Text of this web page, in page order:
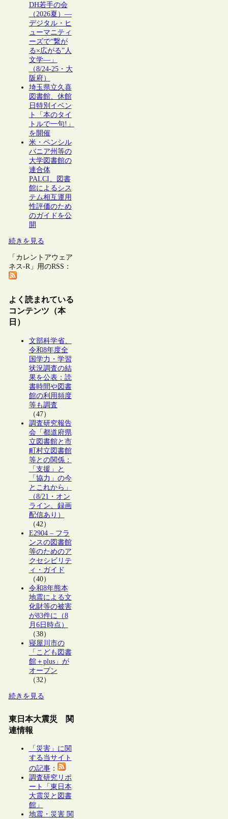
DH若手の会
（2026夏）―
デジタル・ヒ
ューマニティ
ーズで“繋が
る×広がる”人
文学―」
（8/24-25・大
阪府）
埼玉県立久喜
図書館、休館
日特別イベン
ト「本のタイ
トルで一句!」
を開催
米・ペンシル
バニア州等の
大学図書館の
連合体
PALCI、図書
館によるシス
テム相互運用
性評価のため
のガイドを公
開
続きを見る
「カレントアウェア
ネス-R」用のRSS：
よく読まれている
コンテンツ（本
日）
文部科学省、
令和8年度全
国学力・学習
状況調査の結
果を公表：読
書時間や図書
館の利用頻度
等も調査
（47）
調査研究報告
会「都道府県
立図書館と市
町村立図書館
等との関係：
「支援」と
「協力」の今
とこれから」
（8/21・オン
ライン、録画
配信あり）
（42）
E2904 – フラ
ンスの図書館
等のためのア
クセシビリテ
ィ・ガイド
（40）
令和8年熊本
地震による文
化財等の被害
が83件に（8
月6日時点）
（38）
寝屋川市の
「こども図書
館＋plus」が
オープン
（32）
続きを見る
東日本大震災 関
連情報
「災害」に関
する当サイト
の記事：
調査研究リポ
ート「東日本
大震災と図書
館」
地震・災害 関